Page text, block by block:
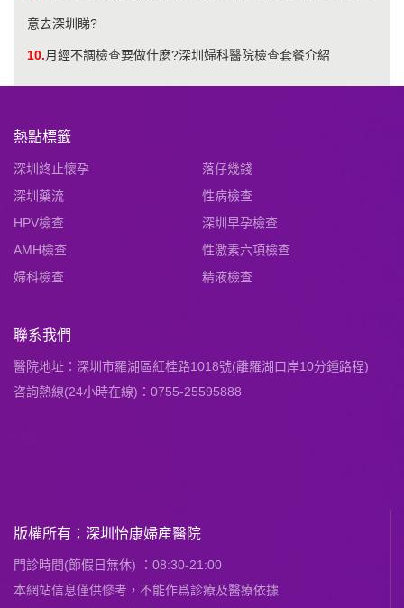
意去深圳睇?
10.月經不調檢查要做什麼?深圳婦科醫院檢查套餐介紹
熱點標籤
深圳終止懷孕
落仔幾錢
深圳藥流
性病檢查
HPV檢查
深圳早孕檢查
AMH檢查
性激素六項檢查
婦科檢查
精液檢查
聯系我們
醫院地址：深圳市羅湖區紅桂路1018號(離羅湖口岸10分鍾路程)
咨詢熱線(24小時在線)：0755-25595888
版權所有：深圳怡康婦産醫院
門診時間(節假日無休) ：08:30-21:00
本網站信息僅供慘考，不能作爲診療及醫療依據